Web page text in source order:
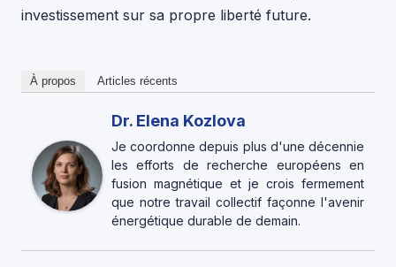
investissement sur sa propre liberté future.
À propos Articles récents
Dr. Elena Kozlova
Je coordonne depuis plus d'une décennie
les efforts de recherche européens en
fusion magnétique et je crois fermement
que notre travail collectif façonne l'avenir
énergétique durable de demain.